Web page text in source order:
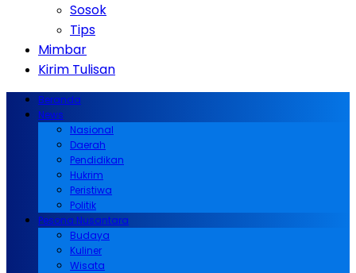
Sosok
Tips
Mimbar
Kirim Tulisan
Beranda
News
Nasional
Daerah
Pendidikan
Hukrim
Peristiwa
Politik
Pesona Nusantara
Budaya
Kuliner
Wisata